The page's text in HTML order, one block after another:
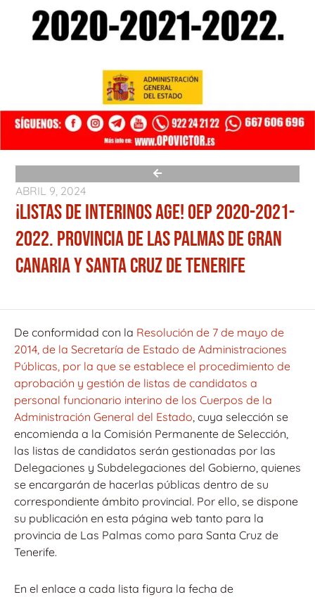
ABRIL 9, 2024
¡LISTAS DE INTERINOS AGE! OEP 2020-2021-
2022. PROVINCIA DE LAS PALMAS DE GRAN
CANARIA Y SANTA CRUZ DE TENERIFE
De conformidad con la Resolución de 7 de mayo de
2014, de la Secretaría de Estado de Administraciones
Públicas, por la que se establece el procedimiento de
aprobación y gestión de listas de candidatos a
personal funcionario interino de los Cuerpos de la
Administración General del Estado, cuya selección se
encomienda a la Comisión Permanente de Selección,
las listas de candidatos serán gestionadas por las
Delegaciones y Subdelegaciones del Gobierno, quienes
se encargarán de hacerlas públicas dentro de su
correspondiente ámbito provincial. Por ello, se dispone
su publicación en esta página web tanto para la
provincia de Las Palmas como para Santa Cruz de
Tenerife.
En el enlace a cada lista figura la fecha de